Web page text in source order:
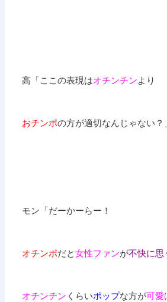
高 「ここの表現はオチンチンより
おチンポの方が適切なんじゃない？
モン 「だーかーらー！
オチンポだと女性ファンが不快に思
オチンチン くらいポップな方が可愛